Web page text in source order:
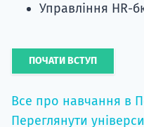
Управління HR-
ПОЧАТИ ВСТУП
Все про навчання в
Переглянути